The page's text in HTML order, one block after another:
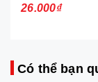
26.000₫
Có thể bạn